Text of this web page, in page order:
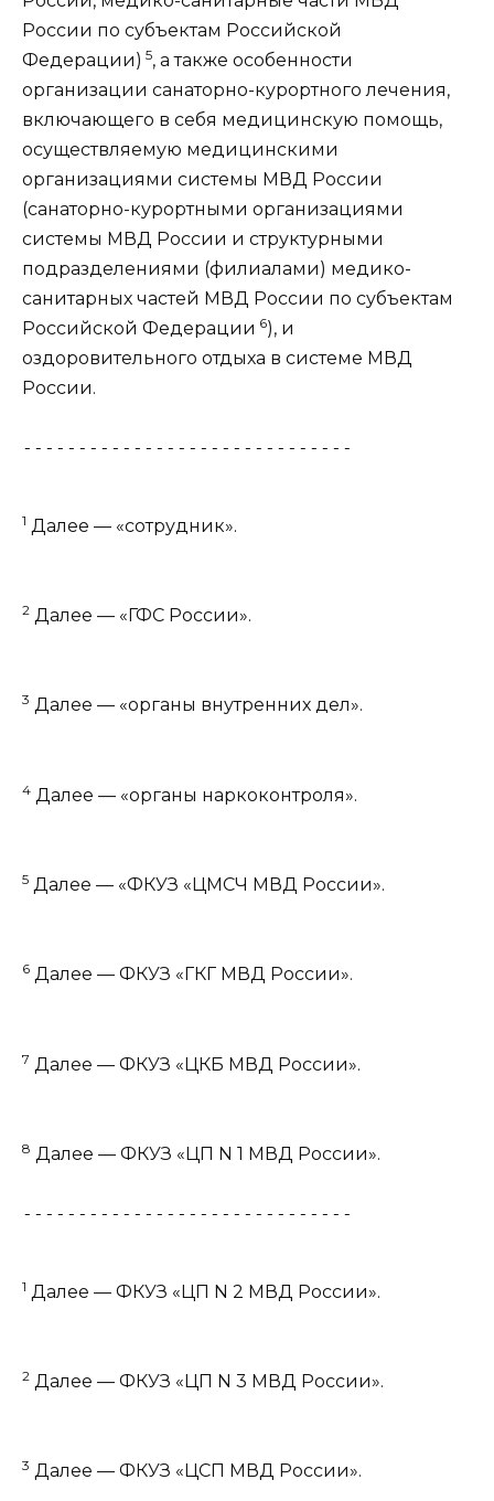
России по субъектам Российской
Федерации) 5, а также особенности
организации санаторно-курортного лечения,
включающего в себя медицинскую помощь,
осуществляемую медицинскими
организациями системы МВД России
(санаторно-курортными организациями
системы МВД России и структурными
подразделениями (филиалами) медико-
санитарных частей МВД России по субъектам
Российской Федерации 6), и
оздоровительного отдыха в системе МВД
России.
------------------------------
1 Далее — «сотрудник».
2 Далее — «ГФС России».
3 Далее — «органы внутренних дел».
4 Далее — «органы наркоконтроля».
5 Далее — «ФКУЗ «ЦМСЧ МВД России».
6 Далее — ФКУЗ «ГКГ МВД России».
7 Далее — ФКУЗ «ЦКБ МВД России».
8 Далее — ФКУЗ «ЦП N 1 МВД России».
------------------------------
1 Далее — ФКУЗ «ЦП N 2 МВД России».
2 Далее — ФКУЗ «ЦП N 3 МВД России».
3 Далее — ФКУЗ «ЦСП МВД России».